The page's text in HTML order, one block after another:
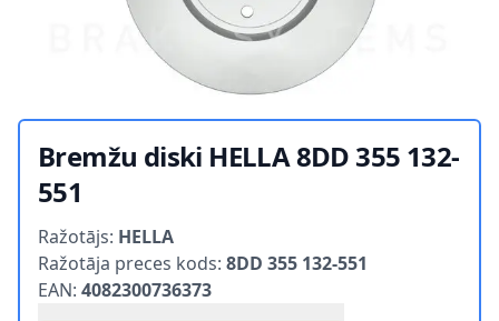
Bremžu diski HELLA 8DD 355 132-
551
Ražotājs: HELLA
Ražotāja preces kods: 8DD 355 132-551
EAN: 4082300736373